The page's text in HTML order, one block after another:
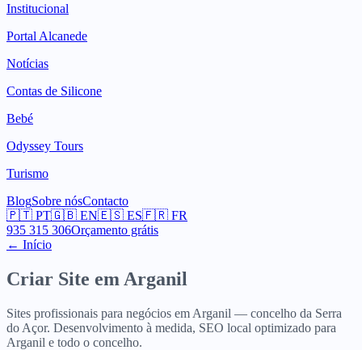
Institucional
Portal Alcanede
Notícias
Contas de Silicone
Bebé
Odyssey Tours
Turismo
BlogSobre nósContacto
🇵🇹 PT🇬🇧 EN🇪🇸 ES🇫🇷 FR
935 315 306Orçamento grátis
← Início
Criar Site em Arganil
Sites profissionais para negócios em Arganil — concelho da Serra
do Açor. Desenvolvimento à medida, SEO local optimizado para
Arganil e todo o concelho.